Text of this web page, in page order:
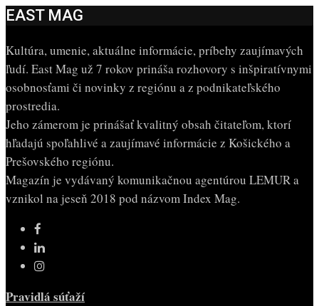
EAST MAG
Kultúra, umenie, aktuálne informácie, príbehy zaujímavých
ľudí. East Mag už 7 rokov prináša rozhovory s inšpiratívnymi
osobnosťami či novinky z regiónu a z podnikateľského
prostredia.
Jeho zámerom je prinášať kvalitný obsah čitateľom, ktorí
hľadajú spoľahlivé a zaujímavé informácie z Košického a
Prešovského regiónu.
Magazín je vydávaný komunikačnou agentúrou LEMUR a
vznikol na jeseň 2018 pod názvom Index Mag.
Pravidlá súťaží